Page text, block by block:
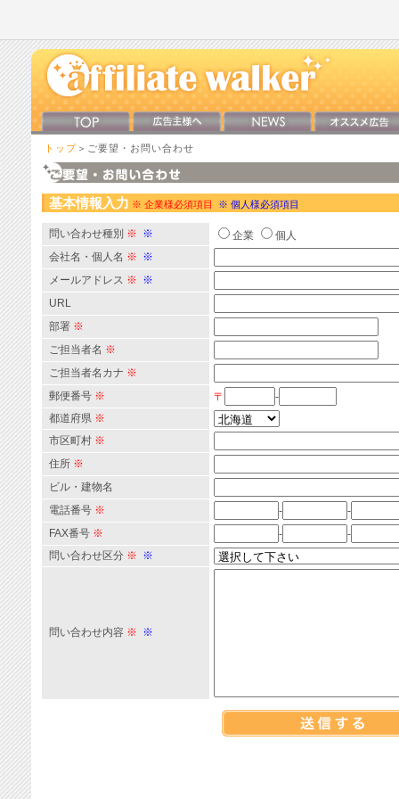
トップ ＞ご要望・お問い合わせ
基本情報入力 ※ 企業様必須項目 ※ 個人様必須項目
問い合わせ種別 ※ ※ 企業
個人
会社名・個人名 ※ ※
メールアドレス ※ ※
URL
部署 ※
ご担当者名 ※
ご担当者名カナ ※
郵便番号 ※ 〒
-
都道府県 ※
市区町村 ※
住所 ※
ビル・建物名
電話番号 ※ -
-
FAX番号 ※ -
-
問い合わせ区分 ※ ※
問い合わせ内容 ※ ※